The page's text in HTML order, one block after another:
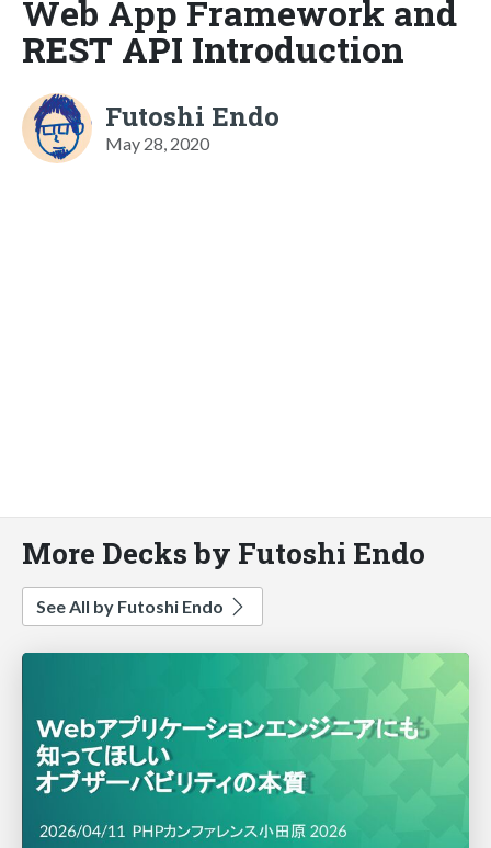
Web App Framework and
REST API Introduction
Futoshi Endo
May 28, 2020
More Decks by Futoshi Endo
See All by Futoshi Endo